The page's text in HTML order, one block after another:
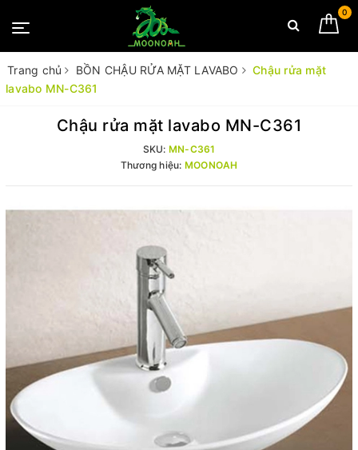
0
Trang chủ BỒN CHẬU RỬA MẶT LAVABO
Chậu rửa mặt
lavabo MN-C361
Chậu rửa mặt lavabo MN-C361
SKU: MN-C361
Thương hiệu: MOONOAH